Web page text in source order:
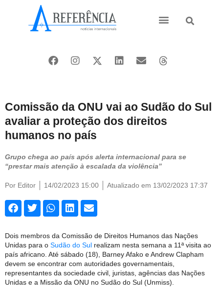
Comissão da ONU vai ao Sudão do Sul
avaliar a proteção dos direitos
humanos no país
Grupo chega ao país após alerta internacional para se
“prestar mais atenção à escalada da violência”
Por Editor 14/02/2023 15:00 Atualizado em 13/02/2023 17:37
Dois membros da Comissão de Direitos Humanos das Nações
Unidas para o Sudão do Sul realizam nesta semana a 11ª visita ao
país africano. Até sábado (18), Barney Afako e Andrew Clapham
devem se encontrar com autoridades governamentais,
representantes da sociedade civil, juristas, agências das Nações
Unidas e a Missão da ONU no Sudão do Sul (Unmiss).